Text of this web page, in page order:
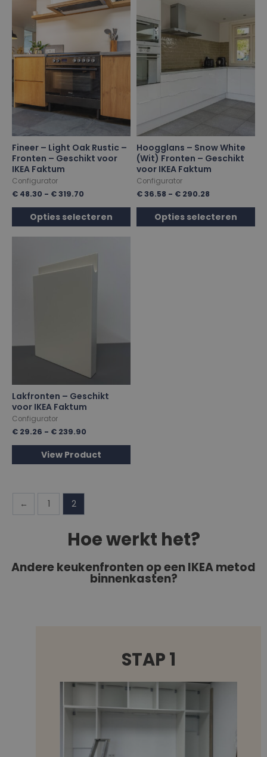
Fineer – Light Oak Rustic –
Fronten – Geschikt voor
IKEA Faktum
Configurator
€ 48.30 - €319.70
Opties selecteren
Hoogglans – Snow White
(Wit) Fronten – Geschikt
voor IKEA Faktum
Configurator
€36.58 - € 290.28
Opties selecteren
Lakfronten – Geschikt
voor IKEA Faktum
Configurator
€ 29.26 - € 239.90
View Product
← 1 2
Hoe werkt het?
Andere keukenfronten op een IKEA metod
binnenkasten?
STAP 1